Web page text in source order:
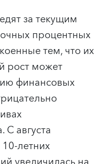
за текущим
процентных
тем, что их
рост может
финансовых
С августа
летних